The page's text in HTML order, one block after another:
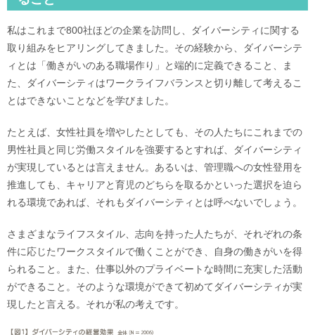
私はこれまで800社ほどの企業を訪問し、ダイバーシティに関する
取り組みをヒアリングしてきました。その経験から、ダイバーシテ
ィとは「働きがいのある職場作り」と端的に定義できること、ま
た、ダイバーシティはワークライフバランスと切り離して考えるこ
とはできないことなどを学びました。
たとえば、女性社員を増やしたとしても、その人たちにこれまでの
男性社員と同じ労働スタイルを強要するとすれば、ダイバーシティ
が実現しているとは言えません。あるいは、管理職への女性登用を
推進しても、キャリアと育児のどちらを取るかといった選択を迫ら
れる環境であれば、それもダイバーシティとは呼べないでしょう。
さまざまなライフスタイル、志向を持った人たちが、それぞれの条
件に応じたワークスタイルで働くことができ、自身の働きがいを得
られること。また、仕事以外のプライベートな時間に充実した活動
ができること。そのような環境ができて初めてダイバーシティが実
現したと言える。それが私の考えです。